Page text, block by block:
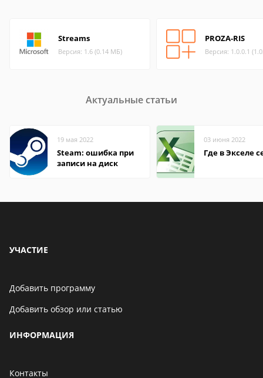
Streams
Версия: 1.6 (0.14 МБ)
PROZA-RIS
Версия: 1.0.0.1
Актуальные статьи
19 мая 2022
Steam: ошибка при
записи на диск
03 июня 2022
Где в Экселе
УЧАСТИЕ
Добавить программу
Добавить обзор или статью
ИНФОРМАЦИЯ
Контакты